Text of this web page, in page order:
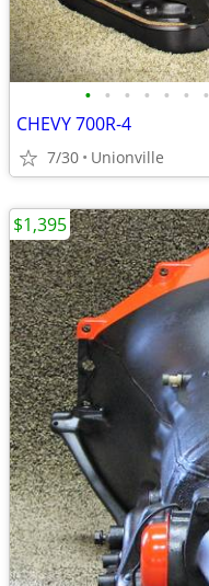
• • • • • • •
CHEVY 700R-4
7/30 Unionville
$1,395